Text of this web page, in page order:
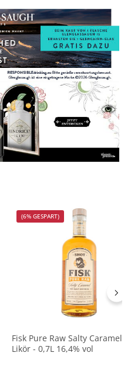
(6% GESPART)
Fisk Pure Raw Salty Caramel
Likör - 0,7L 16,4% vol